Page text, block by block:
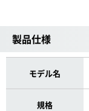
製品仕様
モデル名
規格